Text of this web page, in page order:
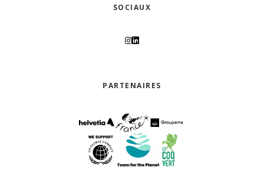
SOCIAUX
PARTENAIRES